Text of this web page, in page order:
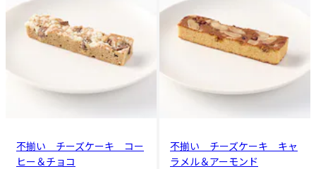
不揃い チーズケーキ コー
ヒー＆チョコ
不揃い チーズケーキ キャ
ラメル＆アーモンド